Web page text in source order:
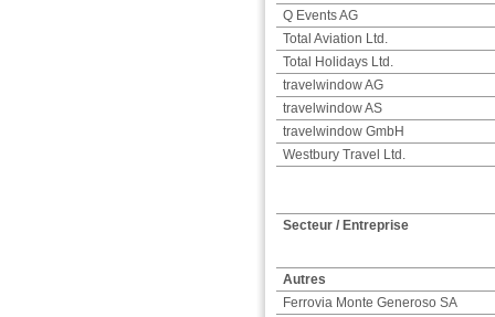
Q Events AG
Total Aviation Ltd.
Total Holidays Ltd.
travelwindow AG
travelwindow AS
travelwindow GmbH
Westbury Travel Ltd.
Secteur / Entreprise
Autres
Ferrovia Monte Generoso SA